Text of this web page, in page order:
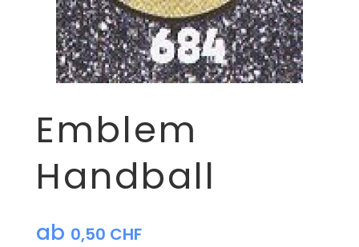
Emblem
Handball
ab 0,50 CHF